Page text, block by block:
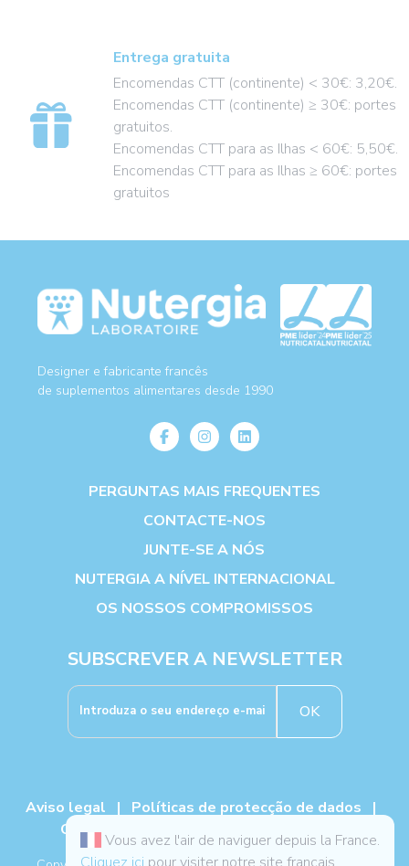
Entrega gratuita
Encomendas CTT (continente) < 30€: 3,20€.
Encomendas CTT (continente) ≥ 30€: portes
gratuitos.
Encomendas CTT para as Ilhas < 60€: 5,50€.
Encomendas CTT para as Ilhas ≥ 60€: portes
gratuitos
Vous avez l'air de naviguer depuis la France.
Designer e fabricante francês
de suplementos alimentares desde 1990
PERGUNTAS MAIS FREQUENTES
CONTACTE-NOS
JUNTE-SE A NÓS
NUTERGIA A NÍVEL INTERNACIONAL
OS NOSSOS COMPROMISSOS
SUBSCREVER A NEWSLETTER
OK
Aviso legal | Políticas de protecção de dados
|
Cookies